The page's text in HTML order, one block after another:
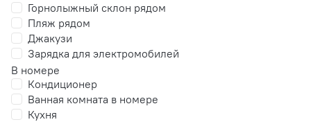
Горнолыжный склон рядом
Пляж рядом
Джакузи
Зарядка для электромобилей
В номере
Кондиционер
Ванная комната в номере
Кухня